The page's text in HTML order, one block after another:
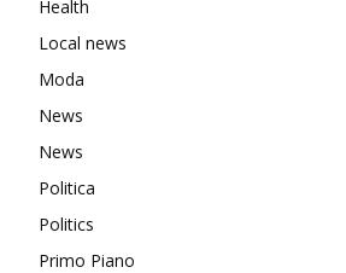
Health
Local news
Moda
News
News
Politica
Politics
Primo Piano